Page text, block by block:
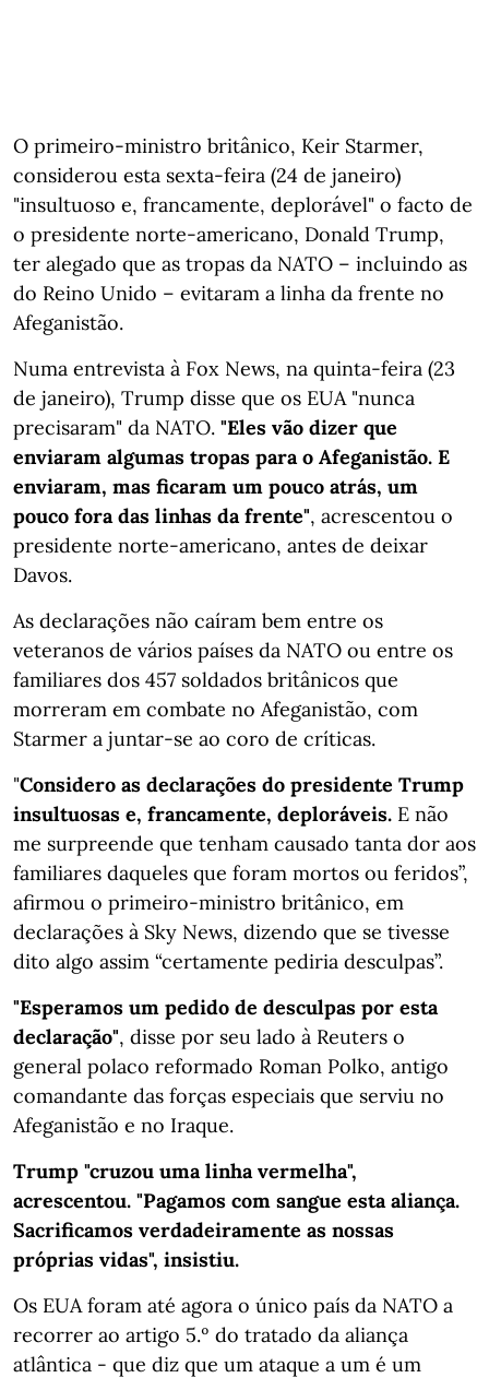
O primeiro-ministro britânico, Keir Starmer,
considerou esta sexta-feira (24 de janeiro)
"insultuoso e, francamente, deplorável" o facto de
o presidente norte-americano, Donald Trump,
ter alegado que as tropas da NATO – incluindo as
do Reino Unido – evitaram a linha da frente no
Afeganistão.
Numa entrevista à Fox News, na quinta-feira (23
de janeiro), Trump disse que os EUA "nunca
precisaram" da NATO. "Eles vão dizer que
enviaram algumas tropas para o Afeganistão. E
enviaram, mas ficaram um pouco atrás, um
pouco fora das linhas da frente", acrescentou o
presidente norte-americano, antes de deixar
Davos.
As declarações não caíram bem entre os
veteranos de vários países da NATO ou entre os
familiares dos 457 soldados britânicos que
morreram em combate no Afeganistão, com
Starmer a juntar-se ao coro de críticas.
"Considero as declarações do presidente Trump
insultuosas e, francamente, deploráveis. E não
me surpreende que tenham causado tanta dor aos
familiares daqueles que foram mortos ou feridos”,
afirmou o primeiro-ministro britânico, em
declarações à Sky News, dizendo que se tivesse
dito algo assim “certamente pediria desculpas”.
"Esperamos um pedido de desculpas por esta
declaração", disse por seu lado à Reuters o
general polaco reformado Roman Polko, antigo
comandante das forças especiais que serviu no
Afeganistão e no Iraque.
Trump "cruzou uma linha vermelha",
acrescentou. "Pagamos com sangue esta aliança.
Sacrificamos verdadeiramente as nossas
próprias vidas", insistiu.
Os EUA foram até agora o único país da NATO a
recorrer ao artigo 5.º do tratado da aliança
atlântica - que diz que um ataque a um é um